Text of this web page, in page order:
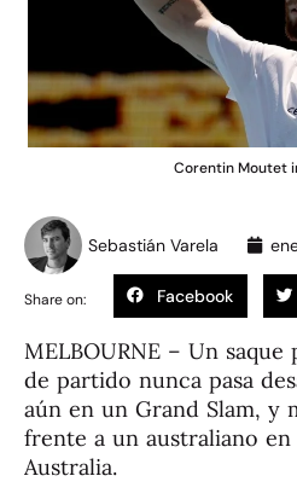
Corentin Moutet
Sebastián Varela
Share on: Facebook
MELBOURNE – Un
de partido nunca pasa
aún en un Grand Slam, y
frente a un australiano
Australia.